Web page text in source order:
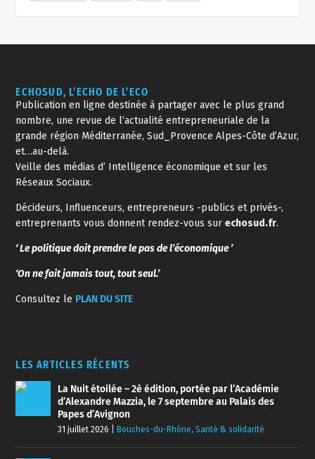
ECHOSUD, L’ECHO DE L’ECO
Publication en ligne destinée à partager avec le plus grand
nombre, une revue de l’actualité entrepreneuriale de la
grande région Méditerranée, Sud_Provence Alpes-Côte d’Azur,
et…au-delà.
Veille des médias d’ Intelligence économique et sur les
Réseaux Sociaux.
Décideurs, Influenceurs, entrepreneurs -publics et privés-,
entreprenants vous donnent rendez-vous surechosud.fr.
‘ Le politique doit prendre le pas de l’économique ’
‘On ne fait jamais tout, tout seul.’
Consultez le PLAN DU SITE
LES ARTICLES RÉCENTS
La Nuit étoilée – 2è édition, portée par l’Académie
d’Alexandre Mazzia, le 7 septembre au Palais des
Papes d’Avignon
31 juillet 2026 |Bouches-du-Rhône,Santé & solidarité